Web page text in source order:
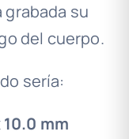
grabada su
del cuerpo.
sería:
10.0 mm